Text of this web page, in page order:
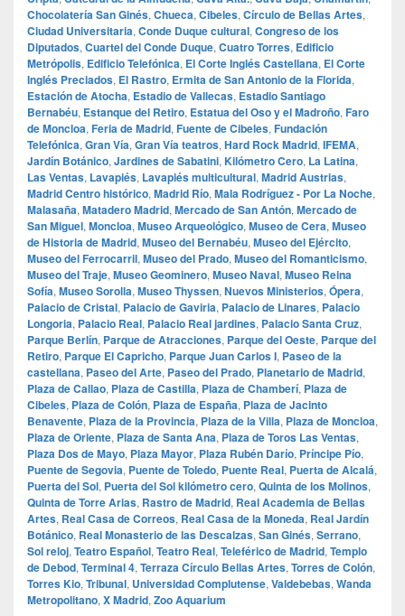
Chocolatería San Ginés, Chueca, Cibeles, Círculo de Bellas Artes,
Ciudad Universitaria, Conde Duque cultural, Congreso de los
Diputados, Cuartel del Conde Duque, Cuatro Torres, Edificio
Metrópolis, Edificio Telefónica, El Corte Inglés Castellana, El Corte
Inglés Preciados, El Rastro, Ermita de San Antonio de la Florida,
Estación de Atocha, Estadio de Vallecas, Estadio Santiago
Bernabéu, Estanque del Retiro, Estatua del Oso y el Madroño, Faro
de Moncloa, Feria de Madrid, Fuente de Cibeles, Fundación
Telefónica, Gran Vía, Gran Vía teatros, Hard Rock Madrid, IFEMA,
Jardín Botánico, Jardines de Sabatini, Kilómetro Cero, La Latina,
Las Ventas, Lavapiés, Lavapiés multicultural, Madrid Austrias,
Madrid Centro histórico, Madrid Río, Mala Rodríguez - Por La Noche,
Malasaña, Matadero Madrid, Mercado de San Antón, Mercado de
San Miguel, Moncloa, Museo Arqueológico, Museo de Cera, Museo
de Historia de Madrid, Museo del Bernabéu, Museo del Ejército,
Museo del Ferrocarril, Museo del Prado, Museo del Romanticismo,
Museo del Traje, Museo Geominero, Museo Naval, Museo Reina
Sofía, Museo Sorolla, Museo Thyssen, Nuevos Ministerios, Ópera,
Palacio de Cristal, Palacio de Gaviria, Palacio de Linares, Palacio
Longoria, Palacio Real, Palacio Real jardines, Palacio Santa Cruz,
Parque Berlín, Parque de Atracciones, Parque del Oeste, Parque del
Retiro, Parque El Capricho, Parque Juan Carlos I, Paseo de la
castellana, Paseo del Arte, Paseo del Prado, Planetario de Madrid,
Plaza de Callao, Plaza de Castilla, Plaza de Chamberí, Plaza de
Cibeles, Plaza de Colón, Plaza de España, Plaza de Jacinto
Benavente, Plaza de la Provincia, Plaza de la Villa, Plaza de Moncloa,
Plaza de Oriente, Plaza de Santa Ana, Plaza de Toros Las Ventas,
Plaza Dos de Mayo, Plaza Mayor, Plaza Rubén Darío, Príncipe Pío,
Puente de Segovia, Puente de Toledo, Puente Real, Puerta de Alcalá,
Puerta del Sol, Puerta del Sol kilómetro cero, Quinta de los Molinos,
Quinta de Torre Arias, Rastro de Madrid, Real Academia de Bellas
Artes, Real Casa de Correos, Real Casa de la Moneda, Real Jardín
Botánico, Real Monasterio de las Descalzas, San Ginés, Serrano,
Sol reloj, Teatro Español, Teatro Real, Teleférico de Madrid, Templo
de Debod, Terminal 4, Terraza Círculo Bellas Artes, Torres de Colón,
Torres Kio, Tribunal, Universidad Complutense, Valdebebas, Wanda
Metropolitano, X Madrid, Zoo Aquarium